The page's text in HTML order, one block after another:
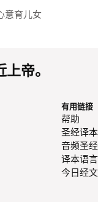
意育儿女
帝。
有用链接
帮助
圣经译本
音频圣经
译本语言
今日经文